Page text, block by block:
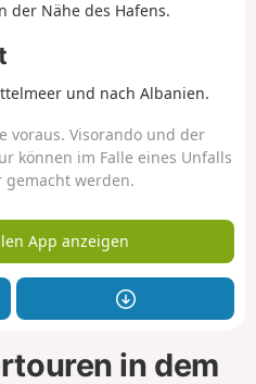
der Nähe des Hafens.
und nach Albanien.
voraus. Visorando und der
können im Falle eines Unfalls
werden.
App anzeigen
in dem